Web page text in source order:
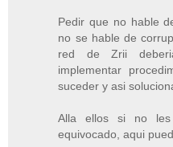
Pedir que no hable
no se hable de
red de Zrii
implementar
suceder y asi
Alla ellos si no
equivocado, aqui